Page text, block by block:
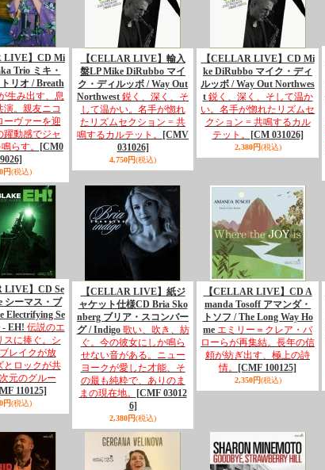
LIVE】CD Mi
Trio ミキ・
リオ / Breath
生み出す、息
演。親友ニコ
ーヴァーを迎
躍動感でジャ
らす。
[CM0
円(税込)
【CELLAR LIVE】輸入
盤LP Mike DiRubbo マイ
ク・ディルッボ / Way Out
Northwest 鋭く、深く、そ
して温かい。名手が惚れ
たリズムセクション = 共
鳴するカルテット。
[CMV
031026]
4,750円(税込)
【CELLAR LIVE】CD Mi
ke DiRubbo マイク・ディ
ルッボ / Way Out Northwes
t 鋭く、深く、そして温か
い。名手が惚れたリズムセ
クション = 共鳴するカル
テット。
[CM 031026]
2,380円(税込)
LIVE】CD Se
シーマス・ブ
Electrifying Se
- EH! 伝説のエ
スに捧ぐ。シ
レイクが放
とロックが共
元のグルー
110125]
円(税込)
【CELLAR LIVE】紙ジ
ャケット仕様CD Bria Sko
nberg ブリア・スコンバー
グ / Indigo 歌い、吹き、紡
ぐ。今の彼女にしか鳴ら
せない音がある。ニュー
ヨークが愛した才能、そ
の最も純粋で、ありのま
まの現在地。
[CMF 03012
6]
2,380円(税込)
【CELLAR LIVE】CD A
manda Tosoff アマンダ・
トソフ / The Long Way Ho
me エミリー＝クレア・バ
ローらが再集結。長年の信
頼が紡ぎ出す、極上の詩
情。
[CMF 100125]
2,350円(税込)